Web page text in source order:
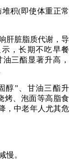
积(即使体重正常
脏脂质代谢，导
，长期不吃早餐
三酯显著升高，
”、甘油三酯升
烤、泡面等高脂食
，中老年人尤其危
。